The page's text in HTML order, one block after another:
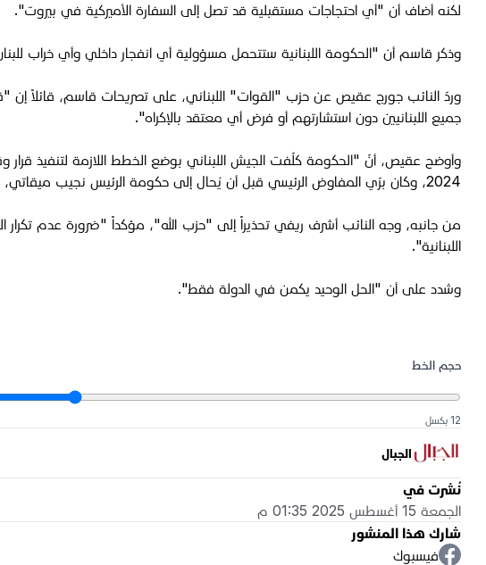
لكنه أضاف أن "أي احتجاجات مستقبلية قد تصل إلى السفارة الأميركية في بيروت".
وذكر قاسم أن "الحكومة اللبنانية ستتحمل مسؤولية أي انفجار داخلي وأي خراب
وردّ النائب جورج عقيص عن حزب "القوات" اللبناني، على تصريحات قاسم، قائلاً إن
جميع اللبنانيين دون استشارتهم أو فرض أي معتقد بالإكراه".
2024، وكان برّي المفاوض الرئيسي قبل أن يُحال إلى حكومة الرئيس نجيب ميقاتي، التي وافقت عليه بكامل أعضائها، بما في ذلك وزراء حزب الله وأمل، وأن الورقة المطروحة اليوم تأتي استكمالًا لذلك القرار".
من جانبه، وجه النائب أشرف ريفي تحذيراً إلى "حزب الله"، مؤكداً "ضرورة عدم
اللبنانية".
وشدد على أن "الحل الوحيد يكمن في الدولة فقط".
حجم الخط
12 بكسل
الجبال
نُشرت في
الجمعة 15 أغسطس 2025 01:35 م
شارك هذا المنشور
فيسبوك